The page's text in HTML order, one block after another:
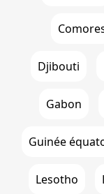
Djibouti
Gabon
Guinée
Lesotho